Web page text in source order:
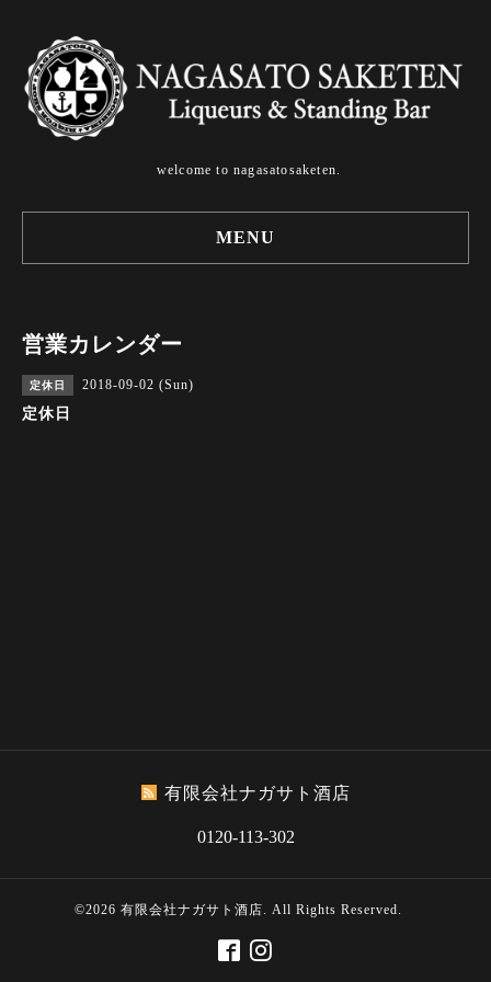
welcome to nagasatosaketen.
MENU
営業カレンダー
定休日 2018-09-02 (Sun)
定休日
有限会社ナガサト酒店
0120-113-302
©2026 有限会社ナガサト酒店. All Rights Reserved.